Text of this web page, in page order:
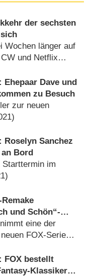
der sechsten
Wochen länger auf
und Netflix
Ehepaar Dave und
zu Besuch
zur neuen
)
Roselyn Sanchez
Bord
Starttermin im
)
und Schön“-
eine der
FOX-Serie
FOX bestellt
Klassikers